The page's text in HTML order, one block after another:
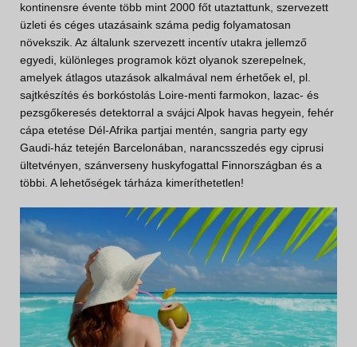
kontinensre évente több mint 2000 főt utaztattunk, szervezett
üzleti és céges utazásaink száma pedig folyamatosan
növekszik. Az általunk szervezett incentív utakra jellemző
egyedi, különleges programok közt olyanok szerepelnek,
amelyek átlagos utazások alkalmával nem érhetőek el, pl.
sajtkészítés és borkóstolás Loire-menti farmokon, lazac- és
pezsgőkeresés detektorral a svájci Alpok havas hegyein, fehér
cápa etetése Dél-Afrika partjai mentén, sangria party egy
Gaudi-ház tetején Barcelonában, narancsszedés egy ciprusi
ültetvényen, szánverseny huskyfogattal Finnországban és a
többi. A lehetőségek tárháza kimeríthetetlen!